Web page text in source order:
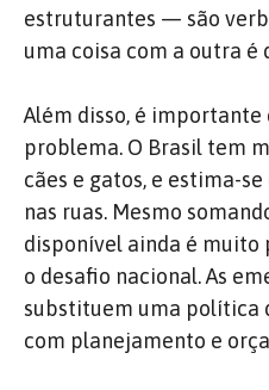
estruturantes — são
uma coisa com a outra é
Além disso, é
problema. O Brasil tem
cães e gatos, e estima-
nas ruas. Mesmo
disponível ainda é
o desafio nacional. As
substituem uma política
com planejamento e